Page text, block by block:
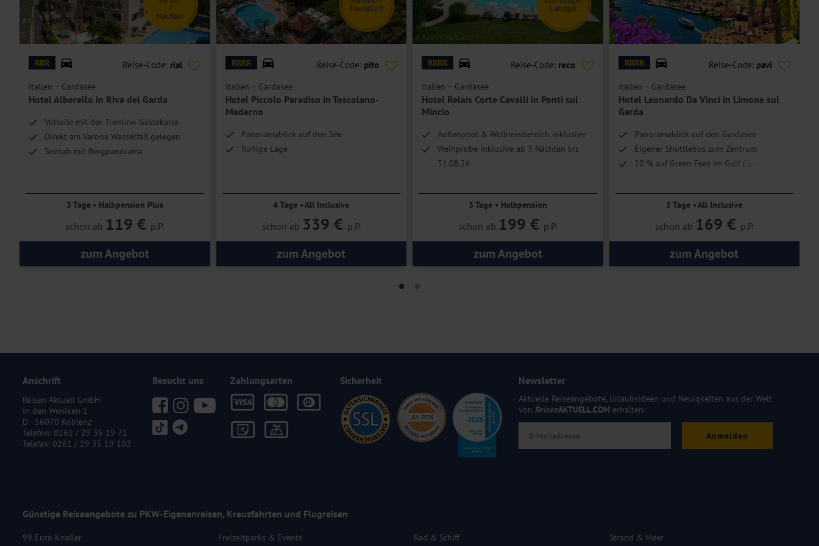
Doppelzimmer Komfort
sind bei gleicher Ausstattung moderner eingerichtet und haben alle eine Terrasse.
Die Doppelzimmer Superior sind renoviert und verfügen über einen Balkon mit
Seeblick.
Einzelzimmer Standard
bieten eine Schlafmöglichkeit für eine Person.
bei 4 Personen (unabhängig vom Alter; kein weiteres Kind im Bett der Eltern möglich).
© Hotel Alberello
7
Nächten
RRR Reise-Code: rial
Italien – Gardasee
Hotel Alberello in Riva del Garda
Vorteile mit der Trentino Gästekarte
Direkt am Varone Wasserfall gelegen
Seenah mit Bergpanorama
3 Tage • Halbpension Plus
schon ab 119 € p.P.
zum Angebot
© Hotel Piccolo Paradiso
freundlich
RRRR Reise-Code: pito
Italien – Gardasee
Hotel Piccolo Paradiso in Toscolano-
Maderno
Panoramablick auf den See
Ruhige Lage
4 Tage • All Inclusive
schon ab 339 € p.P.
zum Angebot
© Relais Corte Cavalli
Landgut
RRRR Reise-Code: reco
Italien – Gardasee
Hotel Relais Corte Cavalli in Ponti sul
Mincio
Außenpool & Wellnessbereich inklusive
Weinprobe inklusive ab 3 Nächten bis
31.08.26
3 Tage • Halbpension
schon ab 199 € p.P.
zum Angebot
© xbrchx - stock.adobe.com
RRRR Reise-Code: pavi
Italien – Gardasee
Hotel Leonardo Da Vinci in Limone sul
Garda
Panoramablick auf den Gardasee
Eigener Shuttlebus zum Zentrum
20 % auf Green Fees im Golf Club
3 Tage • All Inclusive
schon ab 169 € p.P.
zum Angebot
Anschrift
Reisen Aktuell GmbH
In den Weniken 1
D - 56070 Koblenz
Telefon: 0261 / 29 35 19 71
Telefax: 0261 / 29 35 19 102
Besucht uns Zahlungsarten Sicherheit Newsletter
Aktuelle Reiseangebote, Urlaubsideen und Neuigkeiten aus der Welt
von ReisenAKTUELL.COM erhalten:
Anmelden
Günstige Reiseangebote zu PKW-Eigenanreisen, Kreuzfahrten und Flugreisen
99 Euro Knaller
Freizeitparks & Events
Rad & Schiff
Strand & Meer